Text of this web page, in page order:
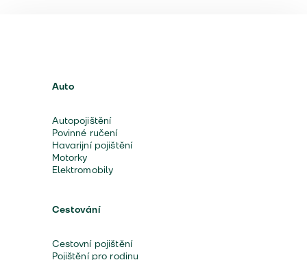
Auto
Autopojištění
Povinné ručení
Havarijní pojištění
Motorky
Elektromobily
Cestování
Cestovní pojištění
Pojištění pro rodinu